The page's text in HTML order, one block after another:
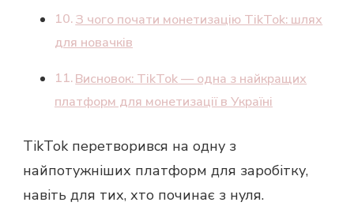
З чого почати монетизацію TikTok: шлях
для новачків
Висновок: TikTok — одна з найкращих
платформ для монетизації в Україні
TikTok перетворився на одну з
найпотужніших платформ для заробітку,
навіть для тих, хто починає з нуля.